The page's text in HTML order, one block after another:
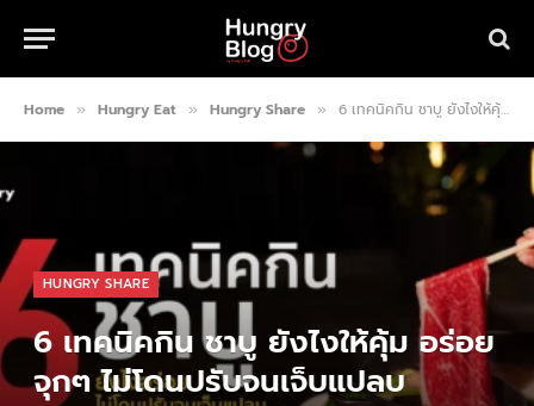
Home » Hungry Eat » Hungry Share » 6 เทคนิคกิน ชาบู ยังไงให้คุ้ม อร่อยจุกๆ ไม่โดนปรับจนเจ็บแปลบ
HUNGRY SHARE
6 เทคนิคกิน ชาบู ยังไงให้คุ้ม อร่อย
จุกๆ ไม่โดนปรับจนเจ็บแปลบ